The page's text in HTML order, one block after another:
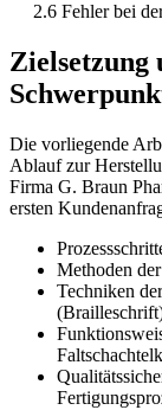
2.6 Fehler bei
Zielsetzung
Die vorliegende
Ablauf zur
Firma G. Braun
ersten
Methoden
Techniken